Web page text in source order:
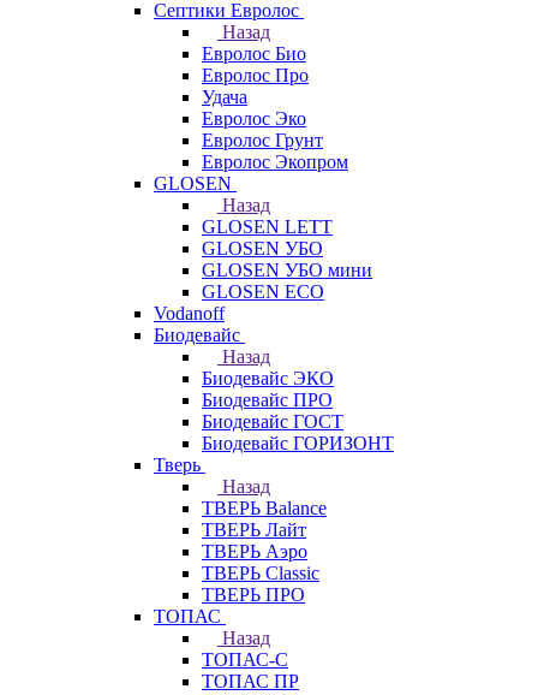
Септики Евролос
Назад
Евролос Био
Евролос Про
Удача
Евролос Эко
Евролос Грунт
Евролос Экопром
GLOSEN
Назад
GLOSEN LETT
GLOSEN УБО
GLOSEN УБО мини
GLOSEN ECO
Vodanoff
Биодевайс
Назад
Биодевайс ЭКО
Биодевайс ПРО
Биодевайс ГОСТ
Биодевайс ГОРИЗОНТ
Тверь
Назад
ТВЕРЬ Balance
ТВЕРЬ Лайт
ТВЕРЬ Аэро
ТВЕРЬ Classic
ТВЕРЬ ПРО
ТОПАС
Назад
ТОПАС-С
ТОПАС ПР